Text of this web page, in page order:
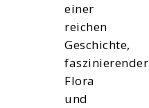
einer
reichen
Geschichte,
faszinierender
Flora
und